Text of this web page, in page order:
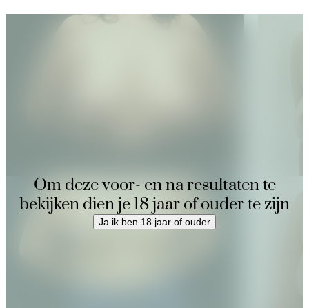
Om deze voor- en na resultaten te
bekijken dien je 18 jaar of ouder te zijn
Ja ik ben 18 jaar of ouder